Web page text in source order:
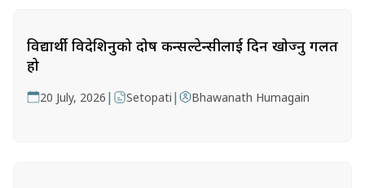
विद्यार्थी विदेशिनुको दोष कन्सल्टेन्सीलाई दिन खोज्नु गलत
हो
20 July, 2026 | Setopati | Bhawanath Humagain